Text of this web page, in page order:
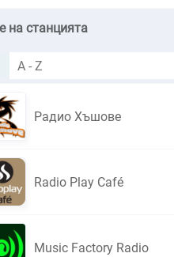
на станцията
Радио Хъшове
Radio Play Café
Music Factory Radio